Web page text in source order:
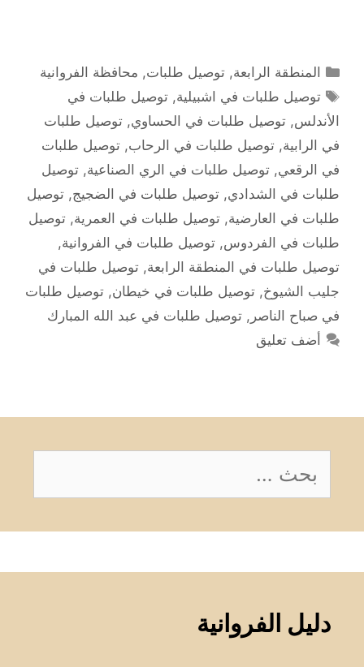
التصنيفات
المنطقة الرابعة,توصيل طلبات, محافظة الفروانية
الوسوم
توصيل طلبات في اشبيلية,توصيل طلبات في
الأندلس, توصيل طلبات في الحساوي, توصيل طلبات
في الرابية, توصيل طلبات في الرحاب, توصيل طلبات
في الرقعي, توصيل طلبات في الري الصناعية, توصيل
طلبات في الشدادي, توصيل طلبات في الضجيج, توصيل
طلبات في العارضية, توصيل طلبات في العمرية, توصيل
طلبات في الفردوس, توصيل طلبات في الفروانية,
توصيل طلبات في المنطقة الرابعة, توصيل طلبات في
جليب الشيوخ, توصيل طلبات في خيطان, توصيل طلبات
في صباح الناصر , توصيل طلبات في عبد الله المبارك
أضف تعليق
البحث
عن:
دليل الفروانية